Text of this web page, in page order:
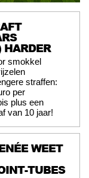
HARDER
smokkel
straffen:
per
plus een
van 10 jaar!
WEET
TUBES